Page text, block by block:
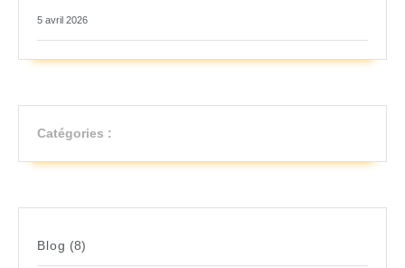
5 avril 2026
Catégories :
Blog (8)